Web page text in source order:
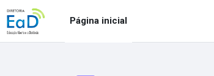
Ir para o conteúdo principal
Página inicial